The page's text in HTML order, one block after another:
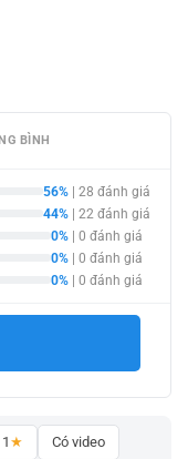
BÌNH
56% | 28 đánh giá
44% | 22 đánh giá
0% | 0 đánh giá
0% | 0 đánh giá
0% | 0 đánh giá
1 ★ Có video